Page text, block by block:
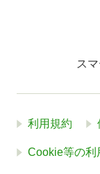
ス
利用規約
Cookie等の利